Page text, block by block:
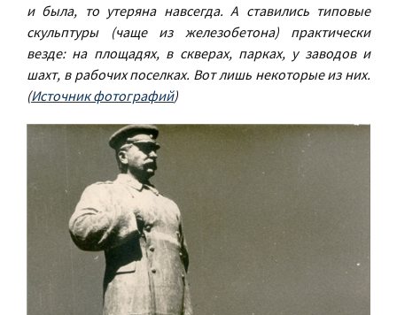
и была, то утеряна навсегда. А ставились типовые
скульптуры (чаще из железобетона) практически
везде: на площадях, в скверах, парках, у заводов и
шахт, в рабочих поселках. Вот лишь некоторые из них.
(Источник фотографий)